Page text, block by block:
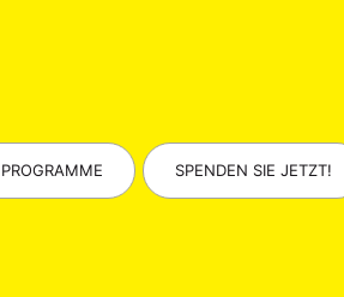
SPENDEN SIE JETZT!